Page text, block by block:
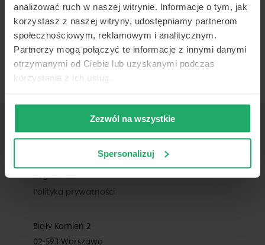
analizować ruch w naszej witrynie. Informacje o tym, jak
korzystasz z naszej witryny, udostępniamy partnerom
społecznościowym, reklamowym i analitycznym.
Partnerzy mogą połączyć te informacje z innymi danymi
otrzymanymi od Ciebie lub uzyskanymi podczas
korzystania z ich usług.
Zezwól na wszystkie
Spersonalizuj
Przejdź do wpisów
Regulamin
Polityka prywatności
Biały Kamień 2
02-593 Warszawa